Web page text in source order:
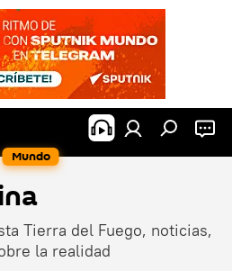
Mundo
Tierra del Fuego, noticias,
la realidad